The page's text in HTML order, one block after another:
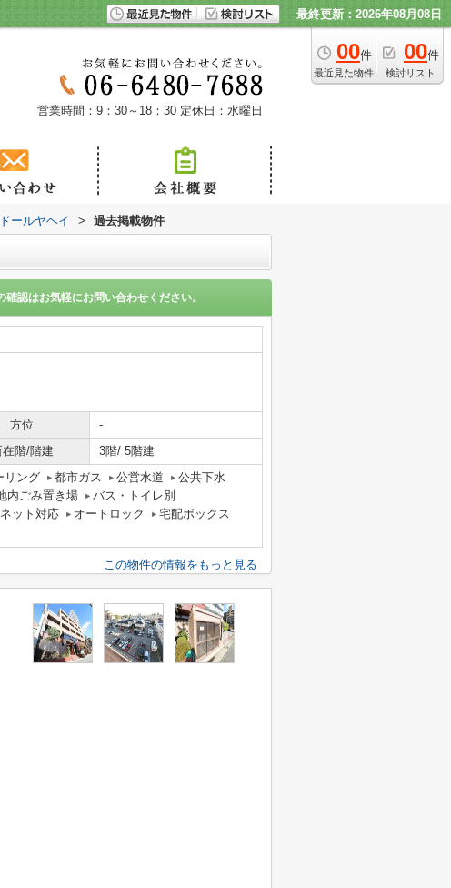
最終更新：2026年08月08日
00件
最近見た物件
00件
検討リスト
営業時間：9：30～18：30 定休日：水曜日
ールヤヘイ > 過去掲載物件
確認はお気軽にお問い合わせください。
方位
-
在階/階建 3階/ 5階建
リング 都市ガス 公営水道
公共下水
内ごみ置き場
バス・トイレ別
ット対応 オートロック
宅配ボックス
この物件の情報をもっと見る